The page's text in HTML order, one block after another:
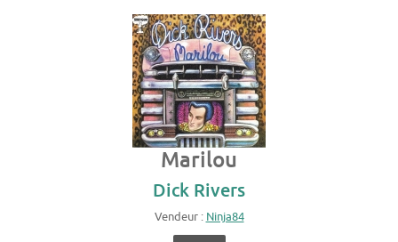
Marilou
Dick Rivers
Vendeur : Ninja84